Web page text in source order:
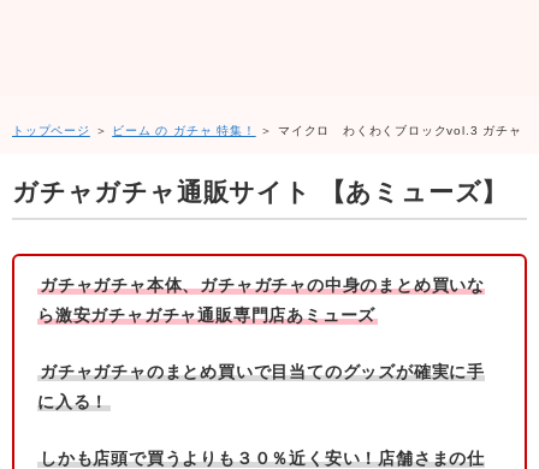
トップページ ＞ ビーム の ガチャ 特集！ ＞ マイクロ わくわくブロックvol.3 ガチャ
ガチャガチャ通販サイト 【あミューズ】
ガチャガチャ本体、ガチャガチャの中身のまとめ買いな
ら激安ガチャガチャ通販専門店あミューズ
ガチャガチャのまとめ買いで目当てのグッズが確実に手
に入る！
しかも店頭で買うよりも３０％近く安い！店舗さまの仕